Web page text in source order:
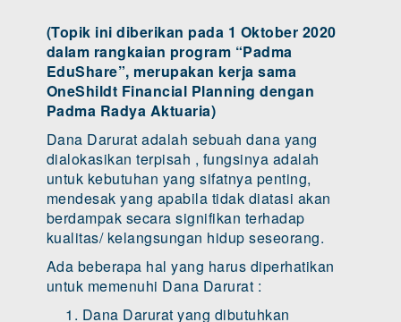
(Topik ini diberikan pada 1 Oktober 2020
dalam rangkaian program “Padma
EduShare”, merupakan kerja sama
OneShildt Financial Planning dengan
Padma Radya Aktuaria)
Dana Darurat adalah sebuah dana yang
dialokasikan terpisah , fungsinya adalah
untuk kebutuhan yang sifatnya penting,
mendesak yang apabila tidak diatasi akan
berdampak secara signifikan terhadap
kualitas/ kelangsungan hidup seseorang.
Ada beberapa hal yang harus diperhatikan
untuk memenuhi Dana Darurat :
Dana Darurat yang dibutuhkan